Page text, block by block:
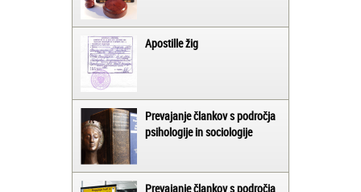
Apostille žig
Prevajanje člankov s področja
psihologije in sociologije
Prevajanje člankov s področja